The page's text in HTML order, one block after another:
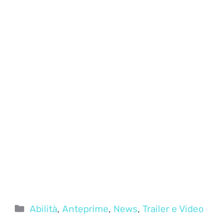
Categorie
Abilità,Anteprime, News,Trailer e Video